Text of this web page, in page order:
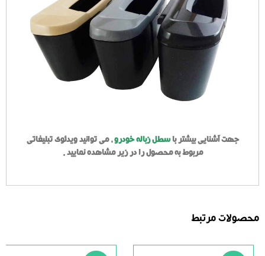
جهت آشنایی بیشتر باسطل زباله خودرو، می توانید ویدئوی تبلیغاتی
مربوط به محصول را در زیر مشاهده نمایید .
محصولات مرتبط